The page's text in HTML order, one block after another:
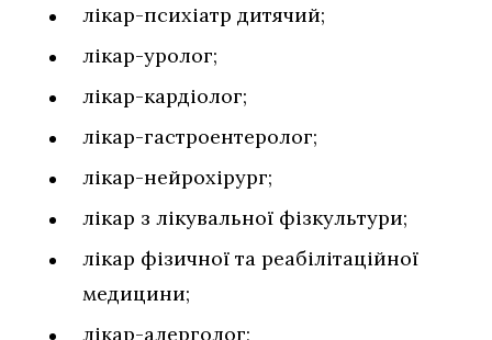
лікар-психіатр дитячий;
лікар-уролог;
лікар-кардіолог;
лікар-гастроентеролог;
лікар-нейрохірург;
лікар з лікувальної фізкультури;
лікар фізичної та реабілітаційної
медицини;
лікар-алерголог;